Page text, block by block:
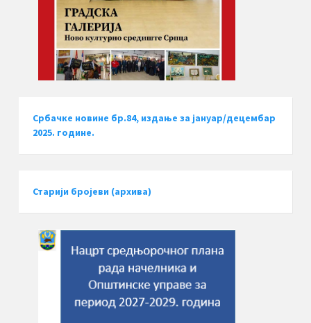
Србачке новине бр.84, издање за јануар/децембар
2025. године.
Старији бројеви (архива)